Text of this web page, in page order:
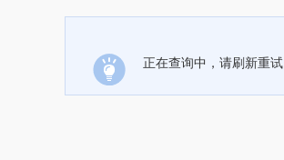
正在查询中，请刷新重试